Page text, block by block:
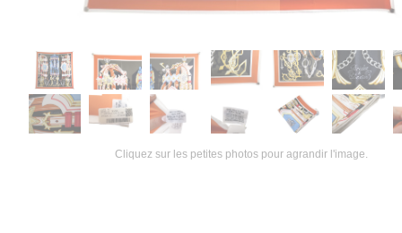
Cliquez sur les petites photos pour agrandir l'image.